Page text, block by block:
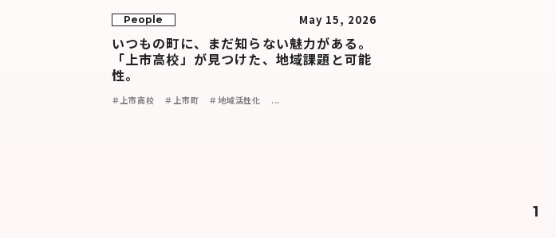
People May 15, 2026
いつもの町に、まだ知らない魅力がある。
「上市高校」が見つけた、地域課題と可能
性。
＃上市高校 ＃上市町 ＃地域活性化 ...
1